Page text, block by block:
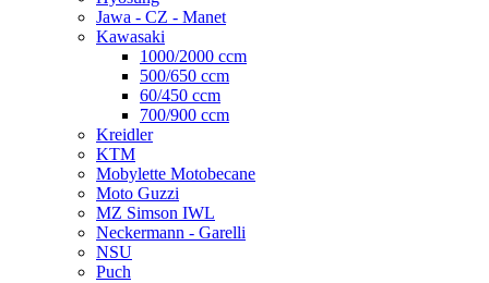
Jawa - CZ - Manet
Kawasaki
1000/2000 ccm
500/650 ccm
60/450 ccm
700/900 ccm
Kreidler
KTM
Mobylette Motobecane
Moto Guzzi
MZ Simson IWL
Neckermann - Garelli
NSU
Puch